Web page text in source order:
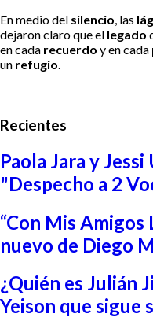
En medio del silencio, las
dejaron claro que el legado
en cada recuerdo y en cada
un refugio.
Recientes
Paola Jara y
"Despecho a 2
“Con Mis Amigos
nuevo de Diego
¿Quién es Julián
Yeison que sigue